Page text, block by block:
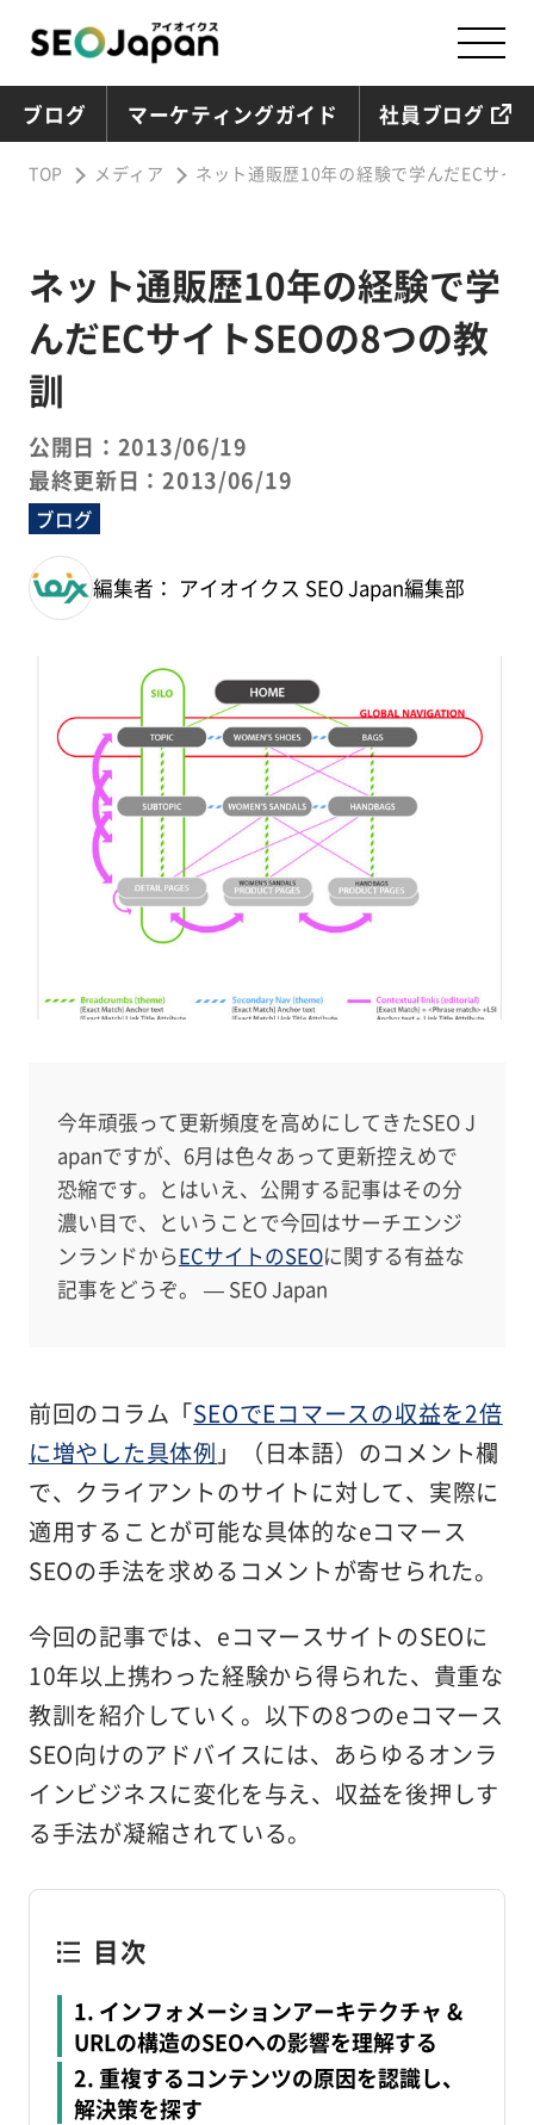
ブログ マーケティングガイド 社員ブログ
TOP メディア ネット通販歴10年の経験で学んだECサイ
ネット通販歴10年の経験で学
んだECサイトSEOの8つの教
訓
公開日：2013/06/19
最終更新日：2013/06/19
ブログ
編集者： アイオイクス SEO Japan編集部
今年頑張って更新頻度を高めにしてきたSEO J
apanですが、6月は色々あって更新控えめで
恐縮です。とはいえ、公開する記事はその分
濃い目で、ということで今回はサーチエンジ
ンランドからECサイトのSEOに関する有益な
記事をどうぞ。 — SEO Japan
前回のコラム「SEOでEコマースの収益を2倍
に増やした具体例 」（日本語）のコメント欄
で、クライアントのサイトに対して、実際に
適用することが可能な具体的なeコマース
SEOの手法を求めるコメントが寄せられた。
今回の記事では、eコマースサイトのSEOに
10年以上携わった経験から得られた、貴重な
教訓を紹介していく。以下の8つのeコマース
SEO向けのアドバイスには、あらゆるオンラ
インビジネスに変化を与え、収益を後押しす
る手法が凝縮されている。
目次
1. インフォメーションアーキテクチャ &
URLの構造のSEOへの影響を理解する
2. 重複するコンテンツの原因を認識し、
解決策を探す